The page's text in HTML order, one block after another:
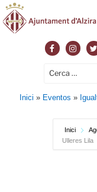
Facebook
Cerca:
Inici » Eventos »
Inici
Ulleres Lila